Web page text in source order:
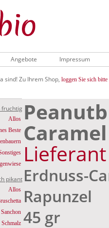
Angebote Impressum
sind! Zu Ihrem Shop, loggen Sie sich bitte
fruchtig
Allos
Beste
pikant
Allos
Sanchon
Schmalz
Erdnuss-
Rapunzel
45 gr